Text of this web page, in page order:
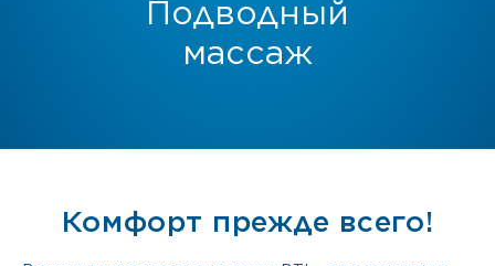
Подводный
массаж
Комфорт прежде всего!